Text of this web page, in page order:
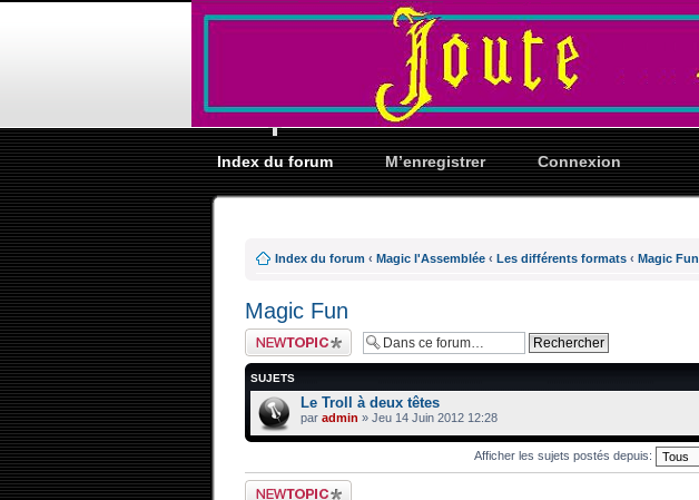
Index du forum M’enregistrer Connexion
Index du forum ‹ Magic l'Assemblée ‹ Les différents formats ‹ Magic Fun
Magic Fun
Ecrire un nouveau
sujet
SUJETS
Le Troll à deux têtes
par admin » Jeu 14 Juin 2012 12:28
Afficher les sujets postés depuis:
Ecrire un nouveau